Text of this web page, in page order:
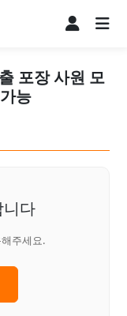
포장 사원 모
능
다
주세요.